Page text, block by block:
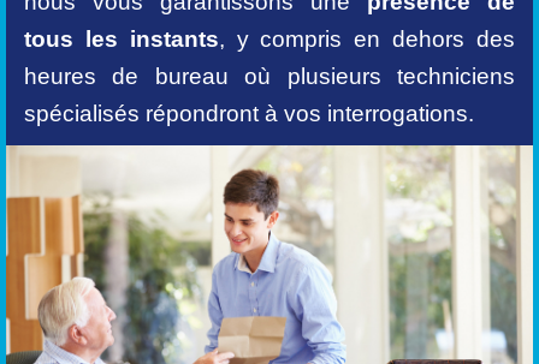
tous les instants, y compris en dehors des
heures de bureau où plusieurs techniciens
spécialisés répondront à vos interrogations.